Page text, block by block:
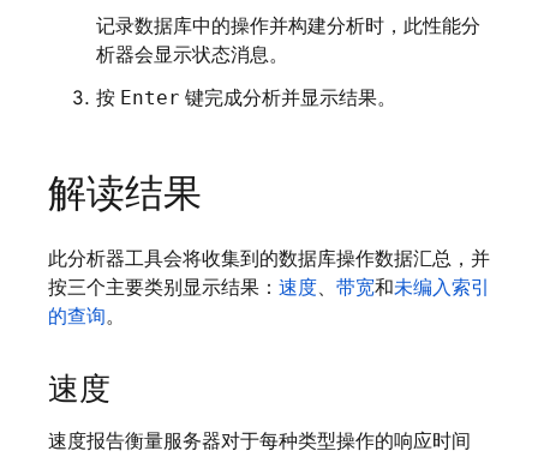
记录数据库中的操作并构建分析时，此性能分
析器会显示状态消息。
按 Enter 键完成分析并显示结果。
解读结果
此分析器工具会将收集到的数据库操作数据汇总，并
按三个主要类别显示结果： 速度、 带宽和未编入索引
的查询。
速度
速度报告衡量服务器对于每种类型操作的响应时间